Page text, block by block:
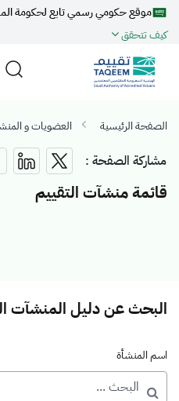
موقع حكومي رسمي تابع لحكومة
كيف تتحقق
الصفحة الرئيسية العضويات و
مشاركة الصفحة :
قائمة منشآت التقييم
البحث عن دليل المنشآت
اسم المنشأة